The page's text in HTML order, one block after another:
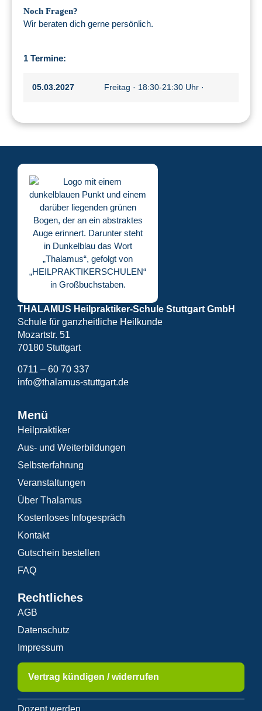
Noch Fragen?
Wir beraten dich gerne persönlich.
1 Termine:
05.03.2027 Freitag · 18:30-21:30 Uhr ·
THALAMUS Heilpraktiker-Schule Stuttgart GmbH
Schule für ganzheitliche Heilkunde
Mozartstr. 51
70180 Stuttgart
0711 – 60 70 337
info@thalamus-stuttgart.de
Menü
Heilpraktiker
Aus- und Weiterbildungen
Selbsterfahrung
Veranstaltungen
Über Thalamus
Kostenloses Infogespräch
Kontakt
Gutschein bestellen
FAQ
Rechtliches
AGB
Datenschutz
Impressum
Vertrag kündigen / widerrufen
Dozent werden